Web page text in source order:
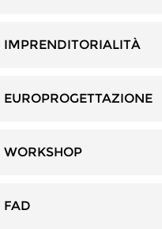
IMPRENDITORIALITÀ
EUROPROGETTAZIONE
WORKSHOP
FAD